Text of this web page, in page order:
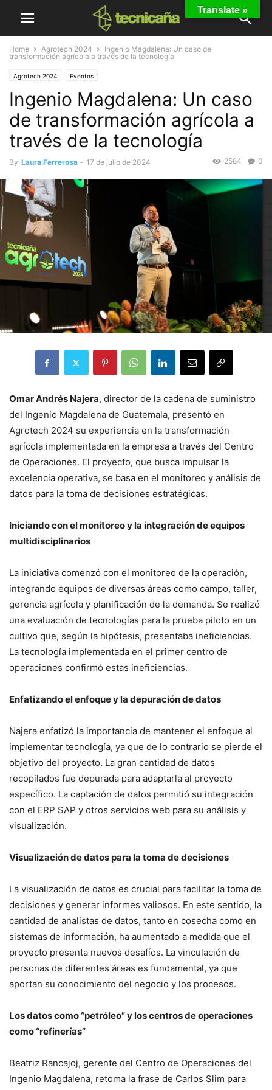
Home Agrotech 2024
Ingenio Magdalena: Un caso de
transformación agrícola a través de la tecnología
Agrotech 2024 Eventos
Ingenio Magdalena: Un caso
de transformación agrícola a
través de la tecnología
By Laura Ferrerosa - 17 de julio de 2024 0
2584
Omar Andrés Najera, director de la cadena de suministro
del Ingenio Magdalena de Guatemala, presentó en
Agrotech 2024 su experiencia en la transformación
agrícola implementada en la empresa a través del Centro
de Operaciones. El proyecto, que busca impulsar la
excelencia operativa, se basa en el monitoreo y análisis de
datos para la toma de decisiones estratégicas.
Iniciando con el monitoreo y la integración de equipos
multidisciplinarios
La iniciativa comenzó con el monitoreo de la operación,
integrando equipos de diversas áreas como campo, taller,
gerencia agrícola y planificación de la demanda. Se realizó
una evaluación de tecnologías para la prueba piloto en un
cultivo que, según la hipótesis, presentaba ineficiencias.
La tecnología implementada en el primer centro de
operaciones confirmó estas ineficiencias.
Enfatizando el enfoque y la depuración de datos
Najera enfatizó la importancia de mantener el enfoque al
implementar tecnología, ya que de lo contrario se pierde el
objetivo del proyecto. La gran cantidad de datos
recopilados fue depurada para adaptarla al proyecto
específico. La captación de datos permitió su integración
con el ERP SAP y otros servicios web para su análisis y
visualización.
Visualización de datos para la toma de decisiones
La visualización de datos es crucial para facilitar la toma de
decisiones y generar informes valiosos. En este sentido, la
cantidad de analistas de datos, tanto en cosecha como en
sistemas de información, ha aumentado a medida que el
proyecto presenta nuevos desafíos. La vinculación de
personas de diferentes áreas es fundamental, ya que
aportan su conocimiento del negocio y los procesos.
Los datos como “petróleo” y los centros de operaciones
como “refinerías”
Beatriz Rancajoj, gerente del Centro de Operaciones del
Ingenio Magdalena, retoma la frase de Carlos Slim para
Translate »